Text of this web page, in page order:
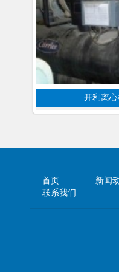
开利离
首页 新闻
联系我们